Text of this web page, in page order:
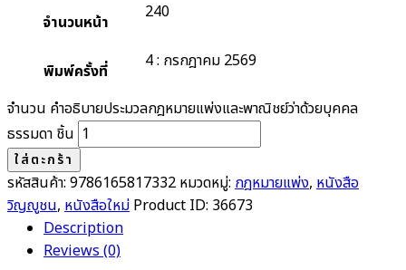
จำนวนหน้า 240
พิมพ์ครั้งที่ 4 : กรกฎาคม 2569
จำนวน คำอธิบายประมวลกฎหมายแพ่งและพาณิชย์ว่าด้วยบุคคล
ธรรมดา ชิ้น
ใส่ตะกร้า
รหัสสินค้า: 9786165817332 หมวดหมู่: กฎหมายแพ่ง, หนังสือ
วิญญูชน, หนังสือใหม่ Product ID: 36673
Description
Reviews (0)